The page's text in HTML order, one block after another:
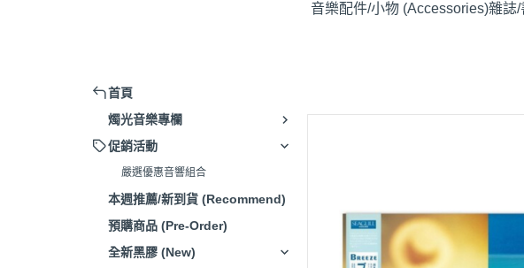
主動式喇叭/藍芽喇叭 (Active
嚴選音響組合 (Hi-Fi system)
唱頭放大器 (Phono Amp)
CD播放器(CD Player)
音樂配件/小物 (Accessories)雜誌/
首頁
燭光音樂專欄
促銷活動
嚴選優惠音響組合
本週推薦/新到貨 (Recommend)
預購商品 (Pre-Order)
全新黑膠 (New)